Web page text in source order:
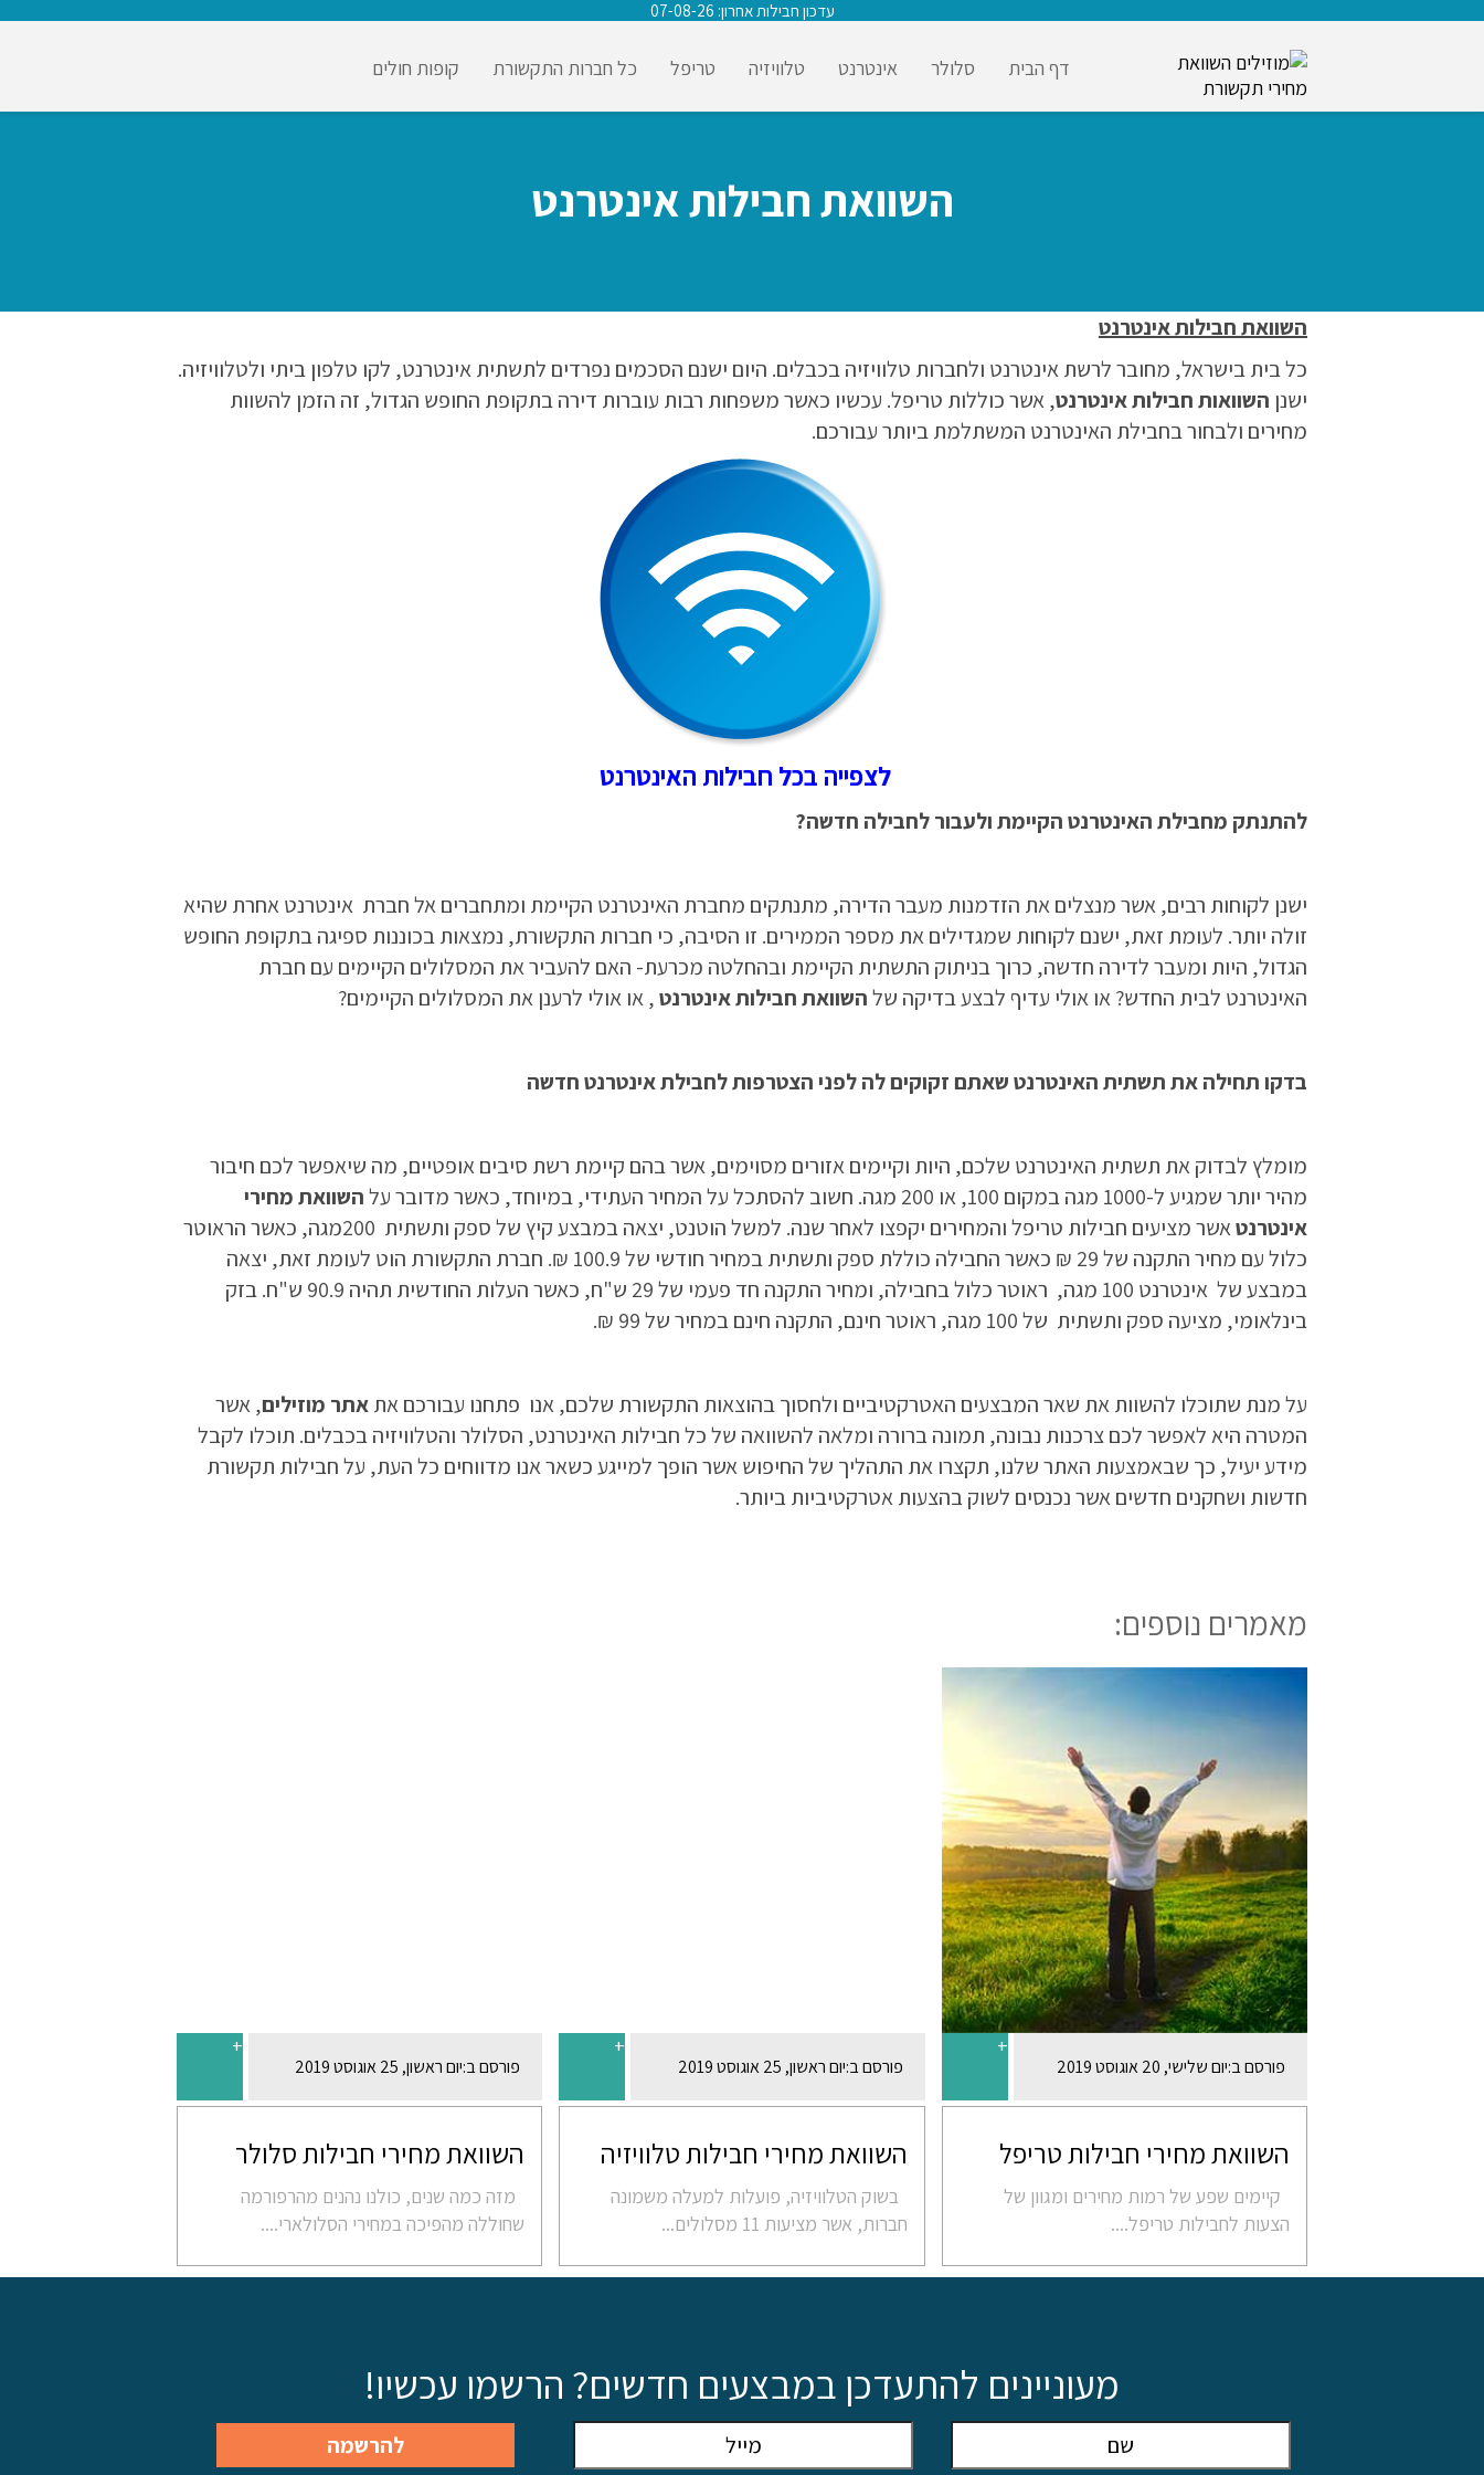
דף הבית סלולר אינטרנט טלוויזיה טריפל כל חברות התקשורת קופות חולים
השוואת חבילות אינטרנט
השוואת חבילות אינטרנט
כל בית בישראל, מחובר לרשת אינטרנט ולחברות טלוויזיה בכבלים. היום ישנם הסכמים נפרדים לתשתית אינטרנט, לקו טלפון ביתי ולטלוויזיה.
ישנן השוואות חבילות אינטרנט, אשר כוללות טריפל. עכשיו כאשר משפחות רבות עוברות דירה בתקופת החופש הגדול, זה הזמן להשוות
מחירים ולבחור בחבילת האינטרנט המשתלמת ביותר עבורכם.
לצפייה בכל חבילות האינטרנט
להתנתק מחבילת האינטרנט הקיימת ולעבור לחבילה חדשה?
ישנן לקוחות רבים, אשר מנצלים את הזדמנות מעבר הדירה, מתנתקים מחברת האינטרנט הקיימת ומתחברים אל חברת אינטרנט אחרת שהיא
זולה יותר. לעומת זאת, ישנם לקוחות שמגדילים את מספר הממירים. זו הסיבה, כי חברות התקשורת, נמצאות בכוננות ספיגה בתקופת החופש
הגדול, היות ומעבר לדירה חדשה, כרוך בניתוק התשתית הקיימת ובהחלטה מכרעת- האם להעביר את המסלולים הקיימים עם חברת
האינטרנט לבית החדש? או אולי עדיף לבצע בדיקה שלהשוואת חבילות אינטרנט, או אולי לרענן את המסלולים הקיימים?
בדקו תחילה את תשתית האינטרנט שאתם זקוקים לה לפני הצטרפות לחבילת אינטרנט חדשה
מומלץ לבדוק את תשתית האינטרנט שלכם, היות וקיימים אזורים מסוימים, אשר בהם קיימת רשת סיבים אופטיים, מה שיאפשר לכם חיבור
מהיר יותר שמגיע ל-1000 מגה במקום 100, או 200 מגה. חשוב להסתכל על המחיר העתידי, במיוחד, כאשר מדובר על
השוואת מחירי
אינטרנט
אשר מציעים חבילות טריפל והמחירים יקפצו לאחר שנה. למשל הוטנט, יצאה במבצע קיץ של ספק ותשתית 200מגה, כאשר הראוטר
כלול עם מחיר התקנה של 29 ₪ כאשר החבילה כוללת ספק ותשתית במחיר חודשי של 100.9 ₪. חברת התקשורת הוט לעומת זאת, יצאה
במבצע של אינטרנט 100 מגה, ראוטר כלול בחבילה, ומחיר התקנה חד פעמי של 29 ש"ח, כאשר העלות החודשית תהיה 90.9 ש"ח. בזק
בינלאומי, מציעה ספק ותשתית של 100 מגה, ראוטר חינם, התקנה חינם במחיר של 99 ₪.
על מנת שתוכלו להשוות את שאר המבצעים האטרקטיביים ולחסוך בהוצאות התקשורת שלכם, אנו פתחנו עבורכם אתאתר מוזילים, אשר
המטרה היא לאפשר לכם צרכנות נבונה, תמונה ברורה ומלאה להשוואה של כל חבילות האינטרנט, הסלולר והטלוויזיה בכבלים. תוכלו לקבל
מידע יעיל, כך שבאמצעות האתר שלנו, תקצרו את התהליך של החיפוש אשר הופך למייגע כשאר אנו מדווחים כל העת, על חבילות תקשורת
חדשות ושחקנים חדשים אשר נכנסים לשוק בהצעות אטרקטיביות ביותר.
מאמרים נוספים:
פורסם ב:יום שלישי, 20 אוגוסט 2019
+
השוואת מחירי חבילות טריפל
קיימים שפע של רמות מחירים ומגוון של
הצעות לחבילות טריפל....
פורסם ב:יום ראשון, 25 אוגוסט 2019
+
השוואת מחירי חבילות טלוויזיה
בשוק הטלוויזיה, פועלות למעלה משמונה
חברות, אשר מציעות 11 מסלולים...
פורסם ב:יום ראשון, 25 אוגוסט 2019
+
השוואת מחירי חבילות סלולר
מזה כמה שנים, כולנו נהנים מהרפורמה
שחוללה מהפיכה במחירי הסלולארי....
מעוניינים להתעדכן במבצעים חדשים? הרשמו עכשיו!
עדכון חבילות אחרון: 07-08-26